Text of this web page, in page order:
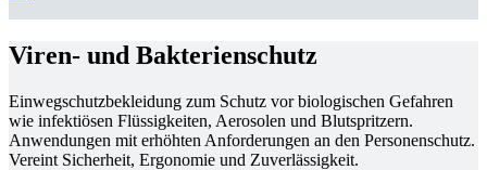
Viren- und Bakterienschutz
Einwegschutzbekleidung zum Schutz vor biologischen Gefahren
wie infektiösen Flüssigkeiten, Aerosolen und Blutspritzern.
Anwendungen mit erhöhten Anforderungen an den Personenschutz.
Vereint Sicherheit, Ergonomie und Zuverlässigkeit.